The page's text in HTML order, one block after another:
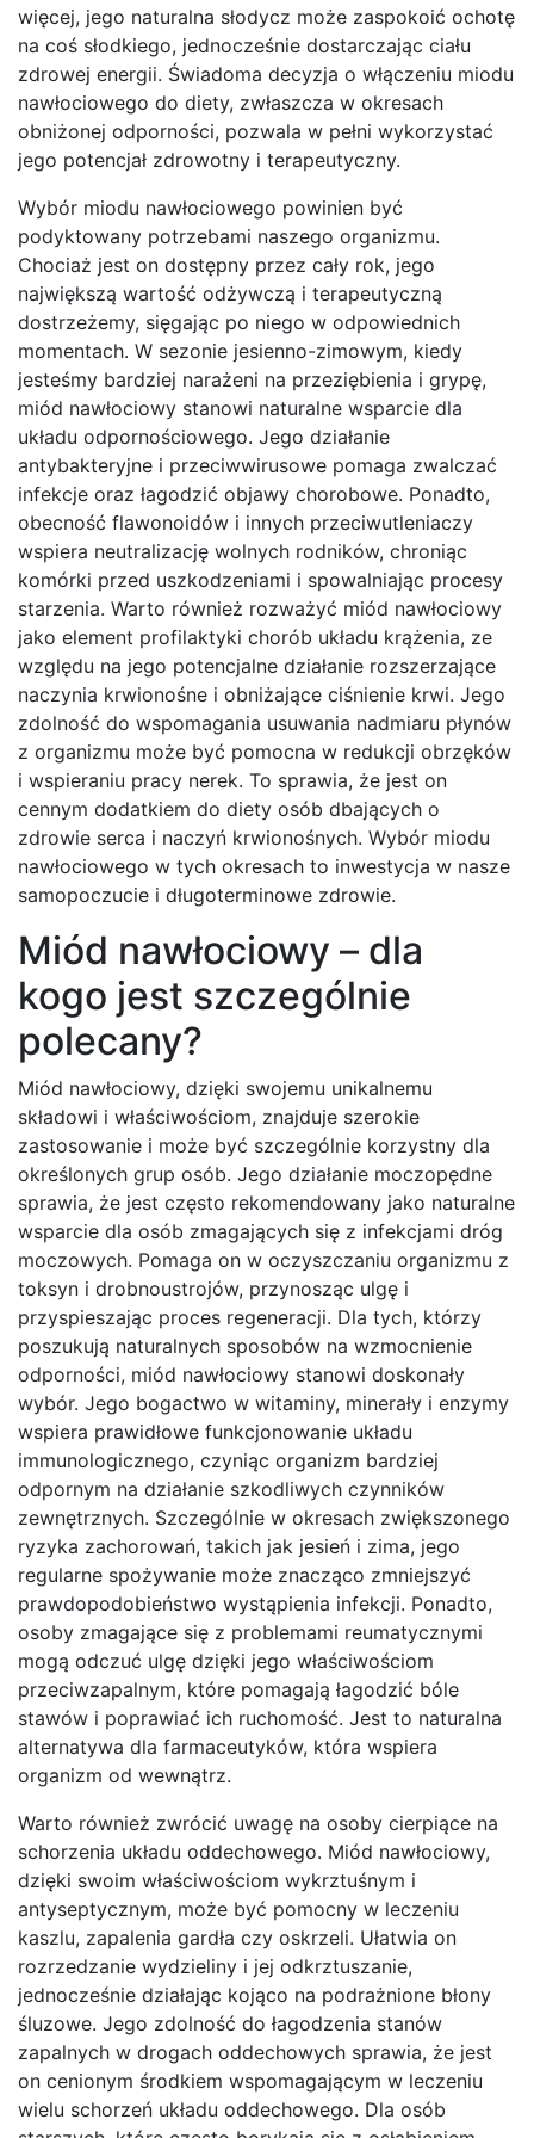
więcej, jego naturalna słodycz może zaspokoić ochotę
na coś słodkiego, jednocześnie dostarczając ciału
zdrowej energii. Świadoma decyzja o włączeniu miodu
nawłociowego do diety, zwłaszcza w okresach
obniżonej odporności, pozwala w pełni wykorzystać
jego potencjał zdrowotny i terapeutyczny.
Wybór miodu nawłociowego powinien być
podyktowany potrzebami naszego organizmu.
Chociaż jest on dostępny przez cały rok, jego
największą wartość odżywczą i terapeutyczną
dostrzeżemy, sięgając po niego w odpowiednich
momentach. W sezonie jesienno-zimowym, kiedy
jesteśmy bardziej narażeni na przeziębienia i grypę,
miód nawłociowy stanowi naturalne wsparcie dla
układu odpornościowego. Jego działanie
antybakteryjne i przeciwwirusowe pomaga zwalczać
infekcje oraz łagodzić objawy chorobowe. Ponadto,
obecność flawonoidów i innych przeciwutleniaczy
wspiera neutralizację wolnych rodników, chroniąc
komórki przed uszkodzeniami i spowalniając procesy
starzenia. Warto również rozważyć miód nawłociowy
jako element profilaktyki chorób układu krążenia, ze
względu na jego potencjalne działanie rozszerzające
naczynia krwionośne i obniżające ciśnienie krwi. Jego
zdolność do wspomagania usuwania nadmiaru płynów
z organizmu może być pomocna w redukcji obrzęków
i wspieraniu pracy nerek. To sprawia, że jest on
cennym dodatkiem do diety osób dbających o
zdrowie serca i naczyń krwionośnych. Wybór miodu
nawłociowego w tych okresach to inwestycja w nasze
samopoczucie i długoterminowe zdrowie.
Miód nawłociowy – dla
kogo jest szczególnie
polecany?
Miód nawłociowy, dzięki swojemu unikalnemu
składowi i właściwościom, znajduje szerokie
zastosowanie i może być szczególnie korzystny dla
określonych grup osób. Jego działanie moczopędne
sprawia, że jest często rekomendowany jako naturalne
wsparcie dla osób zmagających się z infekcjami dróg
moczowych. Pomaga on w oczyszczaniu organizmu z
toksyn i drobnoustrojów, przynosząc ulgę i
przyspieszając proces regeneracji. Dla tych, którzy
poszukują naturalnych sposobów na wzmocnienie
odporności, miód nawłociowy stanowi doskonały
wybór. Jego bogactwo w witaminy, minerały i enzymy
wspiera prawidłowe funkcjonowanie układu
immunologicznego, czyniąc organizm bardziej
odpornym na działanie szkodliwych czynników
zewnętrznych. Szczególnie w okresach zwiększonego
ryzyka zachorowań, takich jak jesień i zima, jego
regularne spożywanie może znacząco zmniejszyć
prawdopodobieństwo wystąpienia infekcji. Ponadto,
osoby zmagające się z problemami reumatycznymi
mogą odczuć ulgę dzięki jego właściwościom
przeciwzapalnym, które pomagają łagodzić bóle
stawów i poprawiać ich ruchomość. Jest to naturalna
alternatywa dla farmaceutyków, która wspiera
organizm od wewnątrz.
Warto również zwrócić uwagę na osoby cierpiące na
schorzenia układu oddechowego. Miód nawłociowy,
dzięki swoim właściwościom wykrztuśnym i
antyseptycznym, może być pomocny w leczeniu
kaszlu, zapalenia gardła czy oskrzeli. Ułatwia on
rozrzedzanie wydzieliny i jej odkrztuszanie,
jednocześnie działając kojąco na podrażnione błony
śluzowe. Jego zdolność do łagodzenia stanów
zapalnych w drogach oddechowych sprawia, że jest
on cenionym środkiem wspomagającym w leczeniu
wielu schorzeń układu oddechowego. Dla osób